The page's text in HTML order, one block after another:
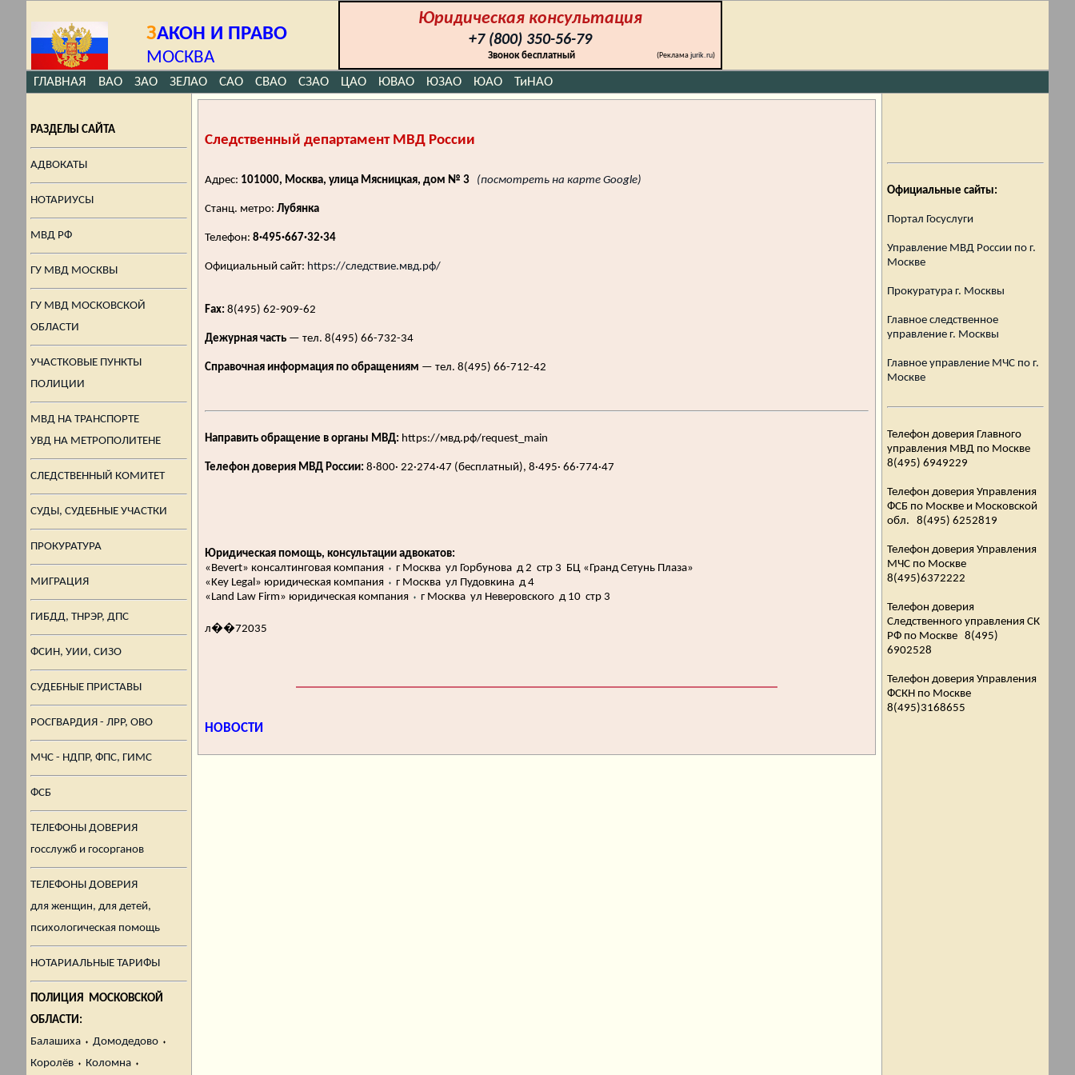
ЗАКОН И ПРАВО
МОСКВА
Юридическая консультация
+7 (800) 350-56-79
Звонок бесплатный (Рекламаjurik.ru)
ГЛАВНАЯ ВАО ЗАО ЗЕЛАО САО СВАО СЗАО ЦАО ЮВАО ЮЗАО ЮАО ТиНАО
РАЗДЕЛЫ САЙТА
АДВОКАТЫ
НОТАРИУСЫ
МВД РФ
ГУ МВД МОСКВЫ
ГУ МВД МОСКОВСКОЙ
ОБЛАСТИ
УЧАСТКОВЫЕ ПУНКТЫ
ПОЛИЦИИ
МВД НА ТРАНСПОРТЕ
УВД НА МЕТРОПОЛИТЕНЕ
СЛЕДСТВЕННЫЙ КОМИТЕТ
СУДЫ, СУДЕБНЫЕ УЧАСТКИ
ПРОКУРАТУРА
МИГРАЦИЯ
ГИБДД, ТНРЭР, ДПС
ФСИН, УИИ, СИЗО
СУДЕБНЫЕ ПРИСТАВЫ
РОСГВАРДИЯ - ЛРР, ОВО
МЧС - НДПР, ФПС, ГИМС
ФСБ
ТЕЛЕФОНЫ ДОВЕРИЯ
госслужб и госорганов
ТЕЛЕФОНЫ ДОВЕРИЯ
для женщин, для детей,
психологическая помощь
НОТАРИАЛЬНЫЕ ТАРИФЫ
ПОЛИЦИЯ МОСКОВСКОЙ
ОБЛАСТИ:
Балашиха ⬪ Домодедово ⬪
Королёв ⬪ Коломна ⬪
Следственный департамент МВД России
Адрес: 101000, Москва, улица Мясницкая, дом № 3 (посмотреть на карте Google)
Станц. метро: Лубянка
Телефон: 8·495·667·32·34
Официальный сайт: https://следствие.мвд.рф/
Fax: 8(495) 62-909-62
Дежурная часть — тел. 8(495) 66-732-34
Справочная информация по обращениям — тел. 8(495) 66-712-42
Направить обращение в органы МВД: https://мвд.рф/request_main
Телефон доверия МВД России: 8·800· 22·274·47 (бесплатный), 8·495· 66·774·47
Юридическая помощь, консультации адвокатов:
«Bevert» консалтинговая компания ⬪ г Москва ул Горбунова д 2 стр 3 БЦ «Гранд Сетунь Плаза»
«Key Legal» юридическая компания ⬪ г Москва ул Пудовкина д 4
«Land Law Firm» юридическая компания ⬪ г Москва ул Неверовского д 10 стр 3
л��72035
НОВОСТИ
Официальные сайты:
Портал Госуслуги
Управление МВД России по г.
Москве
Прокуратура г. Москвы
Главное следственное
управление г. Москвы
Главное управление МЧС по г.
Москве
Телефон доверия Главного
управления МВД по Москве
8(495) 6949229
Телефон доверия Управления
ФСБ по Москве и Московской
обл. 8(495) 6252819
Телефон доверия Управления
МЧС по Москве
8(495)6372222
Телефон доверия
Следственного управления СК
РФ по Москве 8(495)
6902528
Телефон доверия Управления
ФСКН по Москве
8(495)3168655